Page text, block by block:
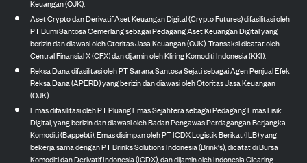
Keuangan (OJK).
Aset Crypto dan Derivatif Aset Keuangan Digital (Crypto Futures) difasilitasi oleh
PT Bumi Santosa Cemerlang sebagai Pedagang Aset Keuangan Digital yang
berizin dan diawasi oleh Otoritas Jasa Keuangan (OJK). Transaksi dicatat oleh
Central Finansial X (CFX) dan dijamin oleh Kliring Komoditi Indonesia (KKI).
Reksa Dana difasilitasi oleh PT Sarana Santosa Sejati sebagai Agen Penjual Efek
Reksa Dana (APERD) yang berizin dan diawasi oleh Otoritas Jasa Keuangan
(OJK).
Emas difasilitasi oleh PT Pluang Emas Sejahtera sebagai Pedagang Emas Fisik
Digital, yang berizin dan diawasi oleh Badan Pengawas Perdagangan Berjangka
Komoditi (Bappebti). Emas disimpan oleh PT ICDX Logistik Berikat (ILB) yang
bekerja sama dengan PT Brinks Solutions Indonesia (Brink's), dicatat di Bursa
Komoditi dan Derivatif Indonesia (ICDX), dan dijamin oleh Indonesia Clearing